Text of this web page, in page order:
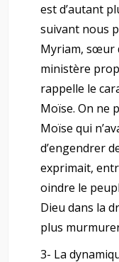
est d’autant
suivant nous
Myriam, sœur
ministère
rappelle le
Moïse. On ne
Moïse qui
d’engendrer
exprimait,
oindre le
Dieu dans la
plus
3- La